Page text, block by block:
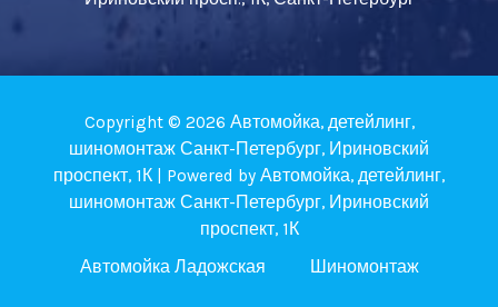
Copyright © 2026 Автомойка, детейлинг,
шиномонтаж Санкт-Петербург, Ириновский
проспект, 1К | Powered by Автомойка, детейлинг,
шиномонтаж Санкт-Петербург, Ириновский
проспект, 1К
Автомойка Ладожская
Шиномонтаж